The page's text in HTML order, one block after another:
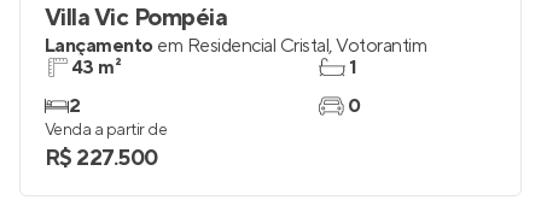
Villa Vic Pompéia
Lançamento em Residencial Cristal,Votorantim
43 m²
2
1
0
Venda a partir de
R$ 227.500